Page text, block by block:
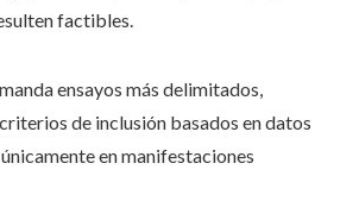
factibles.
ensayos más delimitados,
de inclusión basados en datos
en manifestaciones